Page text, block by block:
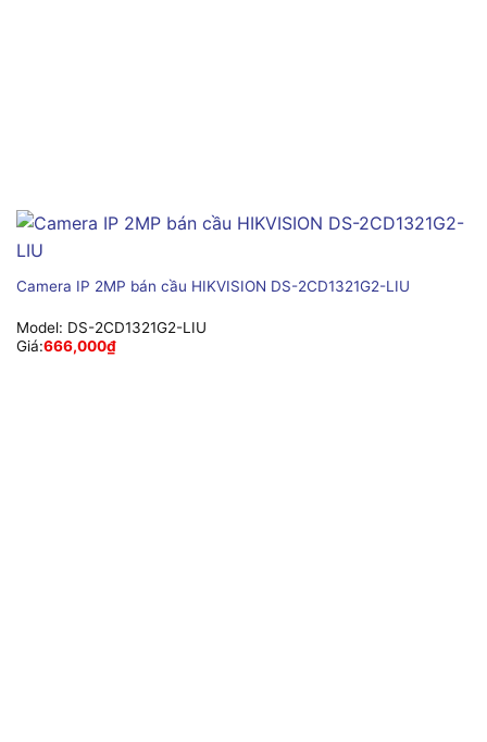
Camera IP 2MP bán cầu HIKVISION DS-2CD1321G2-LIU
Model: DS-2CD1321G2-LIU
Giá:666,000₫